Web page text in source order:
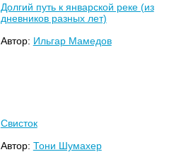
Долгий путь к январской реке (из
дневников разных лет)
Автор: Ильгар Мамедов
Свисток
Автор: Тони Шумахер